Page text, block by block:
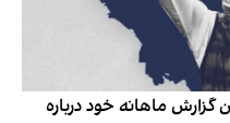
گزارش ماهانه خود درباره